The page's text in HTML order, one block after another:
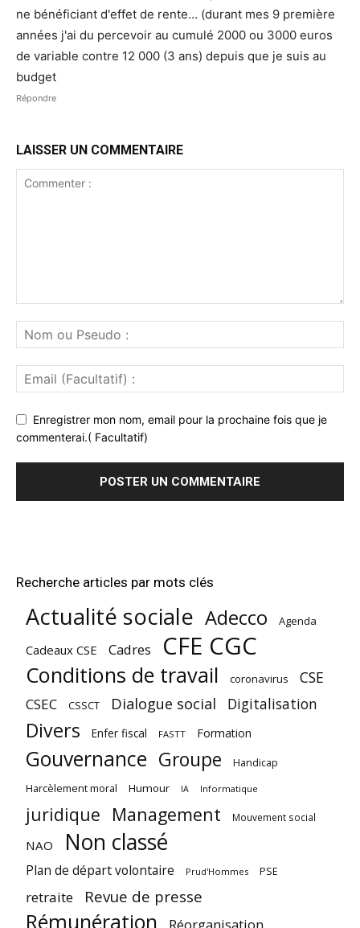
ne bénéficiant d'effet de rente… (durant mes 9 première
années j'ai du percevoir au cumulé 2000 ou 3000 euros
de variable contre 12 000 (3 ans) depuis que je suis au
budget
Répondre
LAISSER UN COMMENTAIRE
Enregistrer mon nom, email pour la prochaine fois que je
commenterai.( Facultatif)
Recherche articles par mots clés
Actualité sociale Adecco Agenda
Cadeaux CSE Cadres CFE CGC
Conditions de travail coronavirus CSE
CSEC CSSCT Dialogue social Digitalisation
Divers Enfer fiscal FASTT Formation
Gouvernance Groupe Handicap
Harcèlement moral Humour IA Informatique
juridique Management Mouvement social
NAO Non classé
Plan de départ volontaire Prud'Hommes PSE
retraite Revue de presse
Rémunération